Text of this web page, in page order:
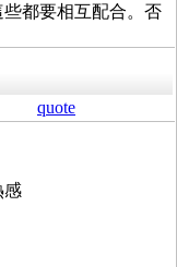
都要相互配合。否
quote
感